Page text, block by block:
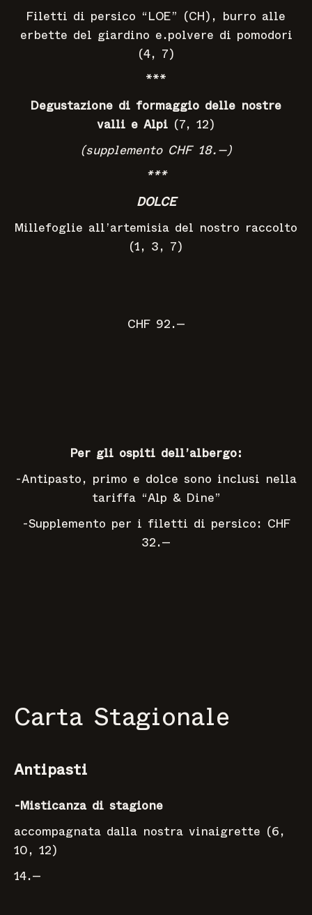
Filetti di persico “LOE” (CH), burro alle
erbette del giardino e.polvere di pomodori
(4, 7)
***
Degustazione di formaggio delle nostre
valli e Alpi (7, 12)
(supplementoCHF 18.—)
***
DOLCE
Millefoglie all’artemisia del nostro raccolto
(1, 3, 7)
CHF 92.—
Per gli ospiti dell’albergo:
-Antipasto, primo e dolce sono inclusi nella
tariffa “Alp & Dine”
-Supplemento per i filetti di persico: CHF
32.—
Carta Stagionale
Antipasti
-Misticanza di stagione
accompagnata dalla nostra vinaigrette (6,
10, 12)
14.—